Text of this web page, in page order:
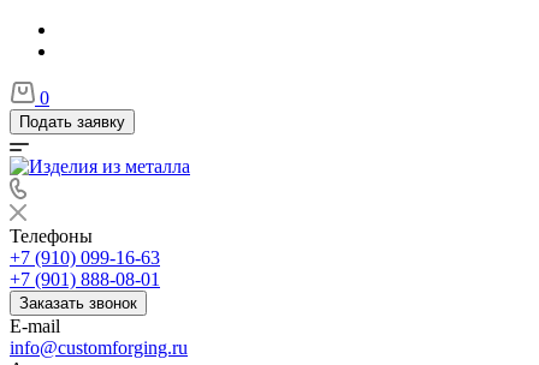
0
Подать заявку
Телефоны
+7 (910) 099-16-63
+7 (901) 888-08-01
Заказать звонок
E-mail
info@customforging.ru